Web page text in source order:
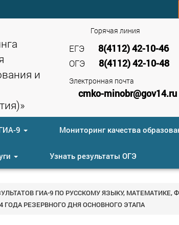
и
Горячая линия
ЕГЭ 8(4112) 42-10-46
ОГЭ 8(4112) 42-10-48
Электронная почта
cmko-minobr@gov14.ru
9 Мониторинг качества
Узнать результаты ОГЭ
ГИА-9 ПО РУССКОМУ ЯЗЫКУ, МАТЕМАТИКЕ,
ГОДА РЕЗЕРВНОГО ДНЯ ОСНОВНОГО ЭТАПА